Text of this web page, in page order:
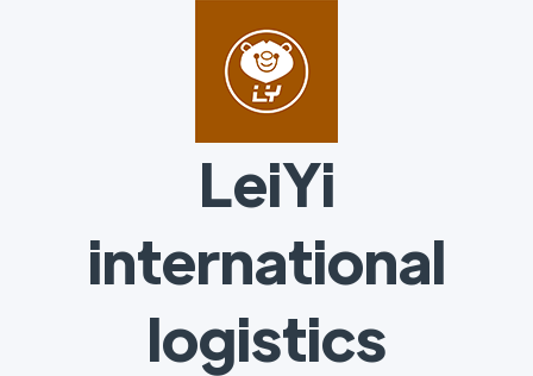
LeiYi
international
logistics